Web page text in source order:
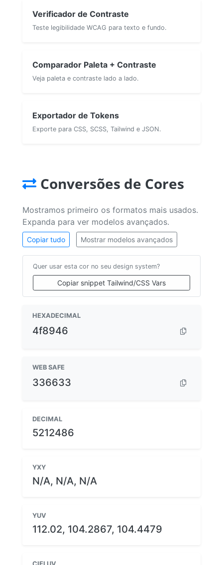
Verificador de Contraste
Teste legibilidade WCAG para texto e fundo.
Comparador Paleta + Contraste
Veja paleta e contraste lado a lado.
Exportador de Tokens
Exporte para CSS, SCSS, Tailwind e JSON.
Conversões de Cores
Mostramos primeiro os formatos mais usados.
Expanda para ver modelos avançados.
Copiar tudo Mostrar modelos avançados
Quer usar esta cor no seu design system?
Copiar snippet Tailwind/CSS Vars
HEXADECIMAL
4f8946
WEB SAFE
336633
DECIMAL
5212486
YXY
N/A, N/A, N/A
YUV
112.02, 104.2867, 104.4479
CIELUV